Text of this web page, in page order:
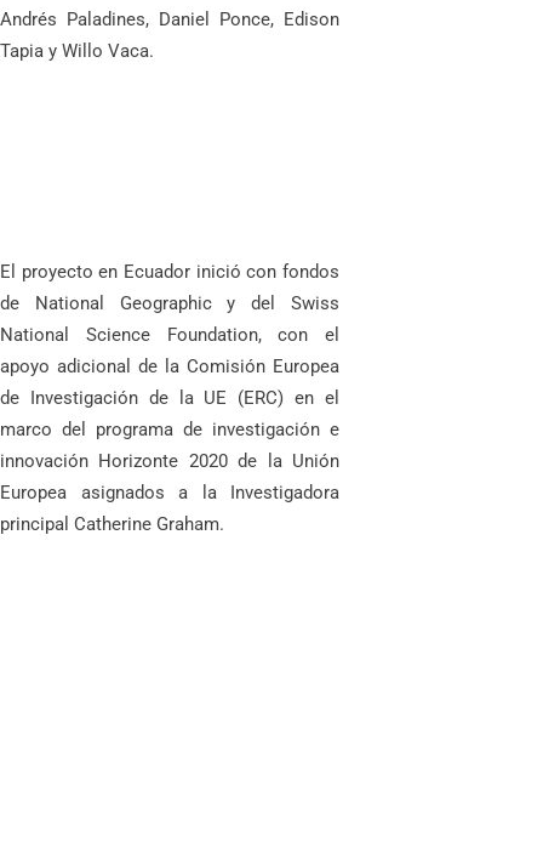
Andrés Paladines, Daniel Ponce, Edison
Tapia y Willo Vaca.
El proyecto en Ecuador inició con fondos
de National Geographic y del Swiss
National Science Foundation, con el
apoyo adicional de la Comisión Europea
de Investigación de la UE (ERC) en el
marco del programa de investigación e
innovación Horizonte 2020 de la Unión
Europea asignados a la Investigadora
principal Catherine Graham.